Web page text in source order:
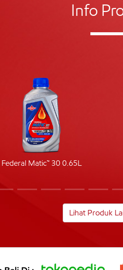
Info
Federal Matic™ 30 0.65L
Lihat Produk